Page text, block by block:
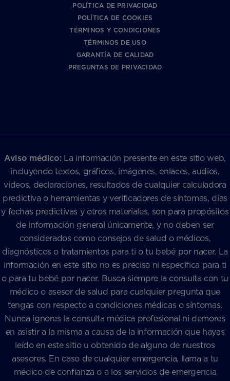
POLÍTICA DE PRIVACIDAD
POLÍTICA DE COOKIES
TÉRMINOS Y CONDICIONES
TÉRMINOS DE USO
GARANTÍA DE CALIDAD
PREGUNTAS DE PRIVACIDAD
Aviso médico:La información presente en este sitio web,
incluyendo textos, gráficos, imágenes, enlaces, audios,
videos, declaraciones, resultados de cualquier calculadora
predictiva o herramientas y verificadores de síntomas, días
y fechas predictivas y otros materiales, son para propósitos
de información general únicamente, y no deben ser
considerados como consejos de salud o médicos,
diagnósticos o tratamientos para ti o tu bebé por nacer. La
información en este sitio no es precisa ni específica para ti
o para tu bebé por nacer. Busca siempre la consulta con tu
médico o asesor de salud para cualquier pregunta que
tengas con respecto a condiciones médicas o síntomas.
Nunca ignores la consulta médica profesional ni demores
en asistir a la misma a causa de la información que hayas
leído en este sitio u obtenido de alguno de nuestros
asesores. En caso de cualquier emergencia, llama a tu
médico de confianza o a los servicios de emergencia